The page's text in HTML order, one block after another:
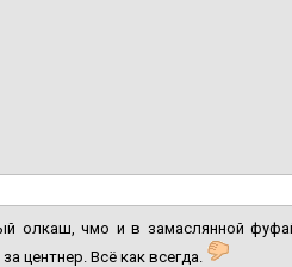
олкаш, чмо и в замаслянной
центнер. Всё как всегда.